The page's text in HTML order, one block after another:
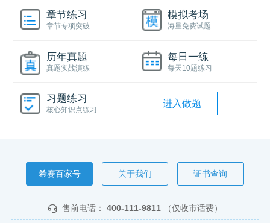
章节练习
章节专项突破
模拟考场
海量免费试题
历年真题
真题实战演练
每日一练
每天10题练习
习题练习
核心知识点练习
进入做题
希赛百家号 关于我们 证书查询
售前电话： 400-111-9811 （仅收市话费）